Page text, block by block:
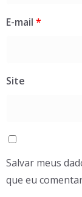
E-mail *
Site
Salvar meus
que eu